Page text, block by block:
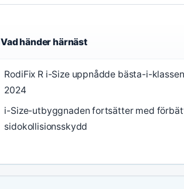
Vad händer härnäst
RodiFix R i-Size uppnådde bästa-i-
2024
i-Size-utbyggnaden fortsätter med
sidokollisionsskydd